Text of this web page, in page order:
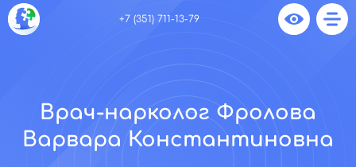
+7 (351) 711-13-79
Врач-нарколог Фролова
Варвара Константиновна